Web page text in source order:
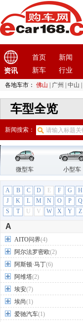
资讯
首页 新闻
新车
行业
各地车市： 佛山 广州 中山
车型全览
新闻搜索：
微型车 小型车
A B C D E F G H
J
K L M N O P Q
S
T U V W X Y Z
A
AITO问界(4)
阿尔法罗密欧(2)
阿斯顿·马丁(6)
阿维塔(2)
埃安(7)
埃尚(1)
爱驰汽车(1)